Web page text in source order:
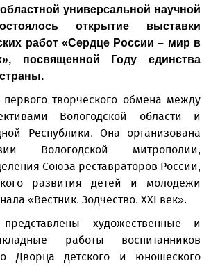
универсальной научной
открытие выставки
работ «Сердце России – мир в
посвященной Году единства
первого творческого обмена между
Вологодской области и
Республики. Она организована
Вологодской митрополии,
Союза реставраторов России,
развития детей и молодежи
«Вестник. Зодчество. XXI век».
художественные и
работы воспитанников
Дворца детского и юношеского